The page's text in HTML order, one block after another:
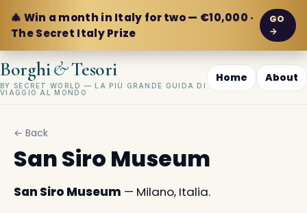
🎄 Win a month in Italy for two — €10,000 ·
The Secret Italy Prize
GO
→
Borghi&Tesori
BY SECRET WORLD — LA PIÙ GRANDE GUIDA DI
VIAGGIO AL MONDO
Home About
← Back
San Siro Museum
San Siro Museum — Milano, Italia.